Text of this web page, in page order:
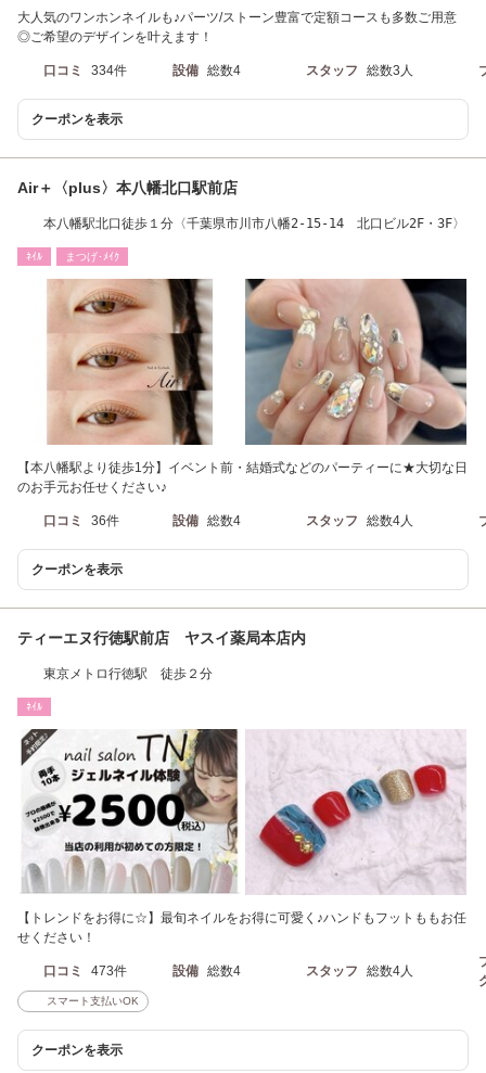
大人気のワンホンネイルも♪パーツ/ストーン豊富で定額コースも多数ご用意
◎ご希望のデザインを叶えます！
口コミ 334件 設備 総数4 スタッフ 総数3人
クーポンを表示
Air＋〈plus〉本八幡北口駅前店
本八幡駅北口徒歩１分〈千葉県市川市八幡2-15-14 北口ビル2F・3F〉
ﾈｲﾙ まつげ･ﾒｲｸ
【本八幡駅より徒歩1分】イベント前・結婚式などのパーティーに★大切な日
のお手元お任せください♪
口コミ 36件 設備 総数4 スタッフ 総数4人
クーポンを表示
ティーエヌ行徳駅前店 ヤスイ薬局本店内
東京メトロ行徳駅 徒歩２分
ﾈｲﾙ
【トレンドをお得に☆】最旬ネイルをお得に可愛く♪ハンドもフットももお任
せください！
口コミ 473件 設備 総数4 スタッフ 総数4人
スマート支払いOK
クーポンを表示